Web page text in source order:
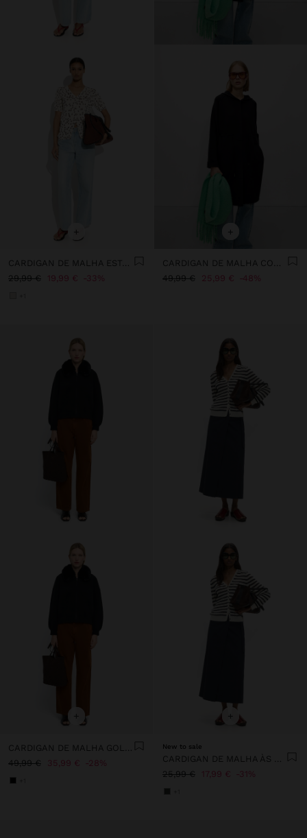
+
CARDIGAN DE MALHA ESTAMPADO FLORAL
29,99 €
19,99 € 33%
+
CARDIGAN DE MALHA COM CAPUZ
49,99 €
25,99 € 48%
+
49,99 €
35,99 € 28%
+
New to sale
25,99 €
17,99 € 31%